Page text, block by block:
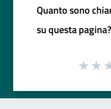
Quanto sono
su questa pagina?